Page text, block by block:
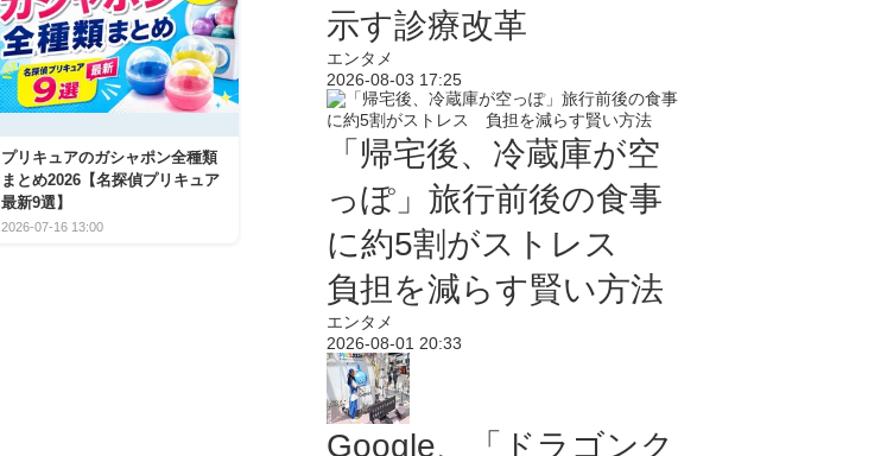
プリキュアのガシャポン全種類
まとめ2026【名探偵プリキュア
最新9選】
2026-07-16 13:00
示す診療改革
エンタメ
2026-08-03 17:25
「帰宅後、冷蔵庫が空
っぽ」旅行前後の食事
に約5割がストレス
負担を減らす賢い方法
エンタメ
2026-08-01 20:33
Google、「ドラゴンク